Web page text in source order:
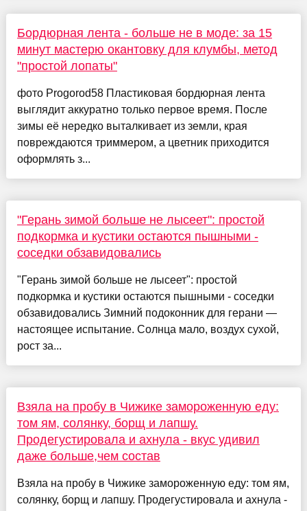
Бордюрная лента - больше не в моде: за 15
минут мастерю окантовку для клумбы, метод
"простой лопаты"
фото Progorod58 Пластиковая бордюрная лента
выглядит аккуратно только первое время. После
зимы её нередко выталкивает из земли, края
повреждаются триммером, а цветник приходится
оформлять з...
"Герань зимой больше не лысеет": простой
подкормка и кустики остаются пышными -
соседки обзавидовались
"Герань зимой больше не лысеет": простой
подкормка и кустики остаются пышными - соседки
обзавидовались Зимний подоконник для герани —
настоящее испытание. Солнца мало, воздух сухой,
рост за...
Взяла на пробу в Чижике замороженную еду:
том ям, солянку, борщ и лапшу.
Продегустировала и ахнула - вкус удивил
даже больше,чем состав
Взяла на пробу в Чижике замороженную еду: том ям,
солянку, борщ и лапшу. Продегустировала и ахнула -